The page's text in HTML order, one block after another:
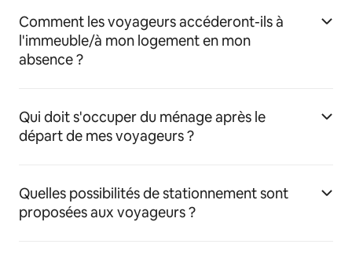
Comment les voyageurs accéderont-ils à
l'immeuble/à mon logement en mon
absence ?
Qui doit s'occuper du ménage après le
départ de mes voyageurs ?
Quelles possibilités de stationnement sont
proposées aux voyageurs ?